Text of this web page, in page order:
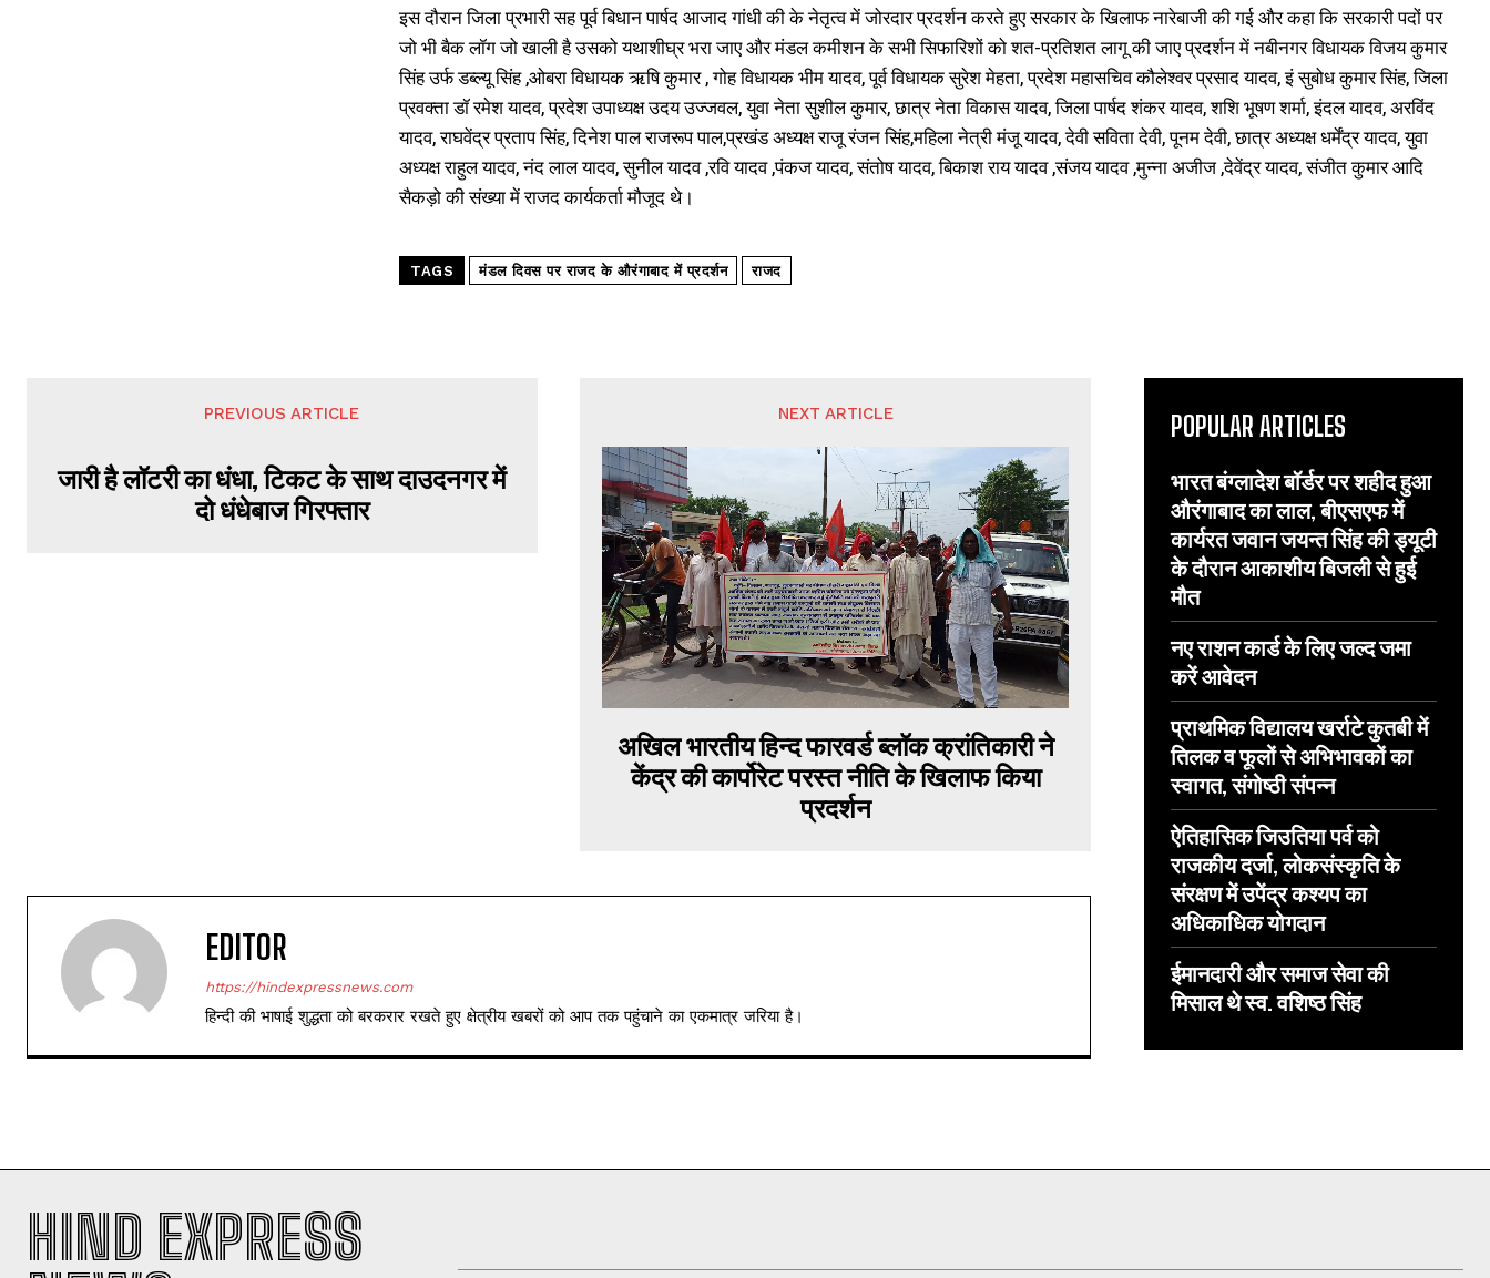
इस दौरान जिला प्रभारी सह पूर्व बिधान पार्षद आजाद गांधी की के नेतृत्व में जोरदार प्रदर्शन करते हुए सरकार के खिलाफ नारेबाजी की गई और कहा कि सरकारी पदों पर
जो भी बैक लॉग जो खाली है उसको यथाशीघ्र भरा जाए और मंडल कमीशन के सभी सिफारिशों को शत-प्रतिशत लागू की जाए प्रदर्शन में नबीनगर विधायक विजय कुमार
सिंह उर्फ डब्ल्यू सिंह ,ओबरा विधायक ऋषि कुमार , गोह विधायक भीम यादव, पूर्व विधायक सुरेश मेहता, प्रदेश महासचिव कौलेश्वर प्रसाद यादव, इं सुबोध कुमार सिंह, जिला
प्रवक्ता डॉ रमेश यादव, प्रदेश उपाध्यक्ष उदय उज्जवल, युवा नेता सुशील कुमार, छात्र नेता विकास यादव, जिला पार्षद शंकर यादव, शशि भूषण शर्मा, इंदल यादव, अरविंद
यादव, राघवेंद्र प्रताप सिंह, दिनेश पाल राजरूप पाल,प्रखंड अध्यक्ष राजू रंजन सिंह,महिला नेत्री मंजू यादव, देवी सविता देवी, पूनम देवी, छात्र अध्यक्ष धर्मेंद्र यादव, युवा
अध्यक्ष राहुल यादव, नंद लाल यादव, सुनील यादव ,रवि यादव ,पंकज यादव, संतोष यादव, बिकाश राय यादव ,संजय यादव ,मुन्ना अजीज ,देवेंद्र यादव, संजीत कुमार आदि
सैकड़ो की संख्या में राजद कार्यकर्ता मौजूद थे।
TAGS मंडल दिवस पर राजद के औरंगाबाद में प्रदर्शन राजद
PREVIOUS ARTICLE
जारी है लॉटरी का धंधा, टिकट के साथ दाउदनगर में
दो धंधेबाज गिरफ्तार
NEXT ARTICLE
अखिल भारतीय हिन्द फारवर्ड ब्लॉक क्रांतिकारी ने
केंद्र की कार्पोरेट परस्त नीति के खिलाफ किया
प्रदर्शन
EDITOR
https://hindexpressnews.com
हिन्दी की भाषाई शुद्धता को बरकरार रखते हुए क्षेत्रीय खबरों को आप तक पहुंचाने का एकमात्र जरिया है।
POPULAR ARTICLES
भारत बंग्लादेश बॉर्डर पर शहीद हुआ
औरंगाबाद का लाल, बीएसएफ में
कार्यरत जवान जयन्त सिंह की ड्यूटी
के दौरान आकाशीय बिजली से हुई
मौत
नए राशन कार्ड के लिए जल्द जमा
करें आवेदन
प्राथमिक विद्यालय खर्राटे कुतबी में
तिलक व फूलों से अभिभावकों का
स्वागत, संगोष्ठी संपन्न
ऐतिहासिक जिउतिया पर्व को
राजकीय दर्जा, लोकसंस्कृति के
संरक्षण में उपेंद्र कश्यप का
अधिकाधिक योगदान
ईमानदारी और समाज सेवा की
मिसाल थे स्व. वशिष्ठ सिंह
HIND EXPRESS